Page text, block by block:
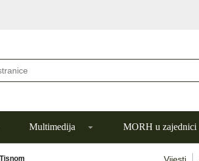
Multimedija MORH u zajednici